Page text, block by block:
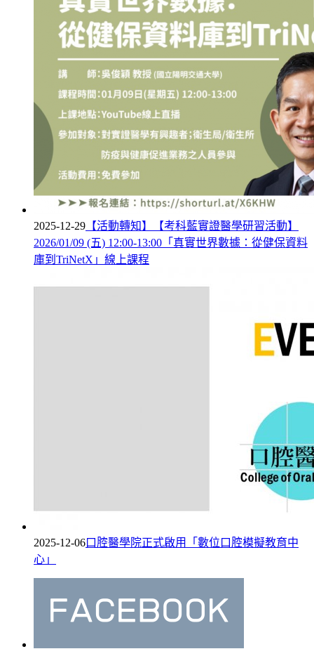
2025-12-29 【活動轉知】【考科藍實證醫學研習活動】
2026/01/09 (五) 12:00-13:00「真實世界數據：從健保資料
庫到TriNetX」線上課程
2025-12-06口腔醫學院正式啟用「數位口腔模擬教育中
心」